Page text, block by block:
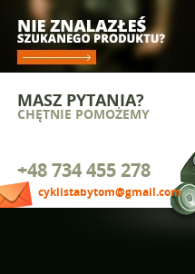
MASZ PYTANIA?
CHĘTNIE POMOŻEMY
+48 734 455 278
cyklistabytom@gmail.com